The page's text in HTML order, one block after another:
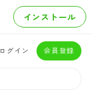
インストール
ログイン 会員登録